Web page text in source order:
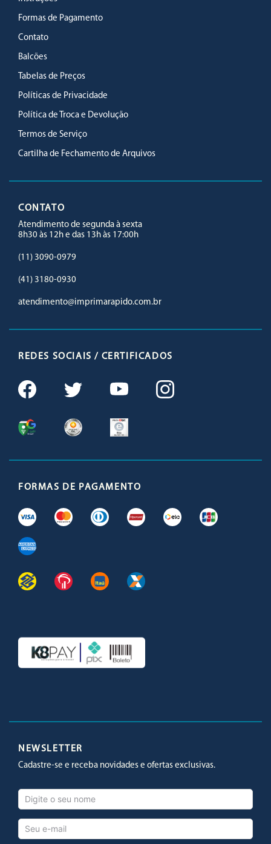
Formas de Pagamento
Contato
Balcões
Tabelas de Preços
Políticas de Privacidade
Política de Troca e Devolução
Termos de Serviço
Cartilha de Fechamento de Arquivos
CONTATO
Atendimento de segunda à sexta
8h30 às 12h e das 13h às 17:00h
(11) 3090-0979
(41) 3180-0930
atendimento@imprimarapido.com.br
REDES SOCIAIS / CERTIFICADOS
FORMAS DE PAGAMENTO
NEWSLETTER
Cadastre-se e receba novidades e ofertas exclusivas.